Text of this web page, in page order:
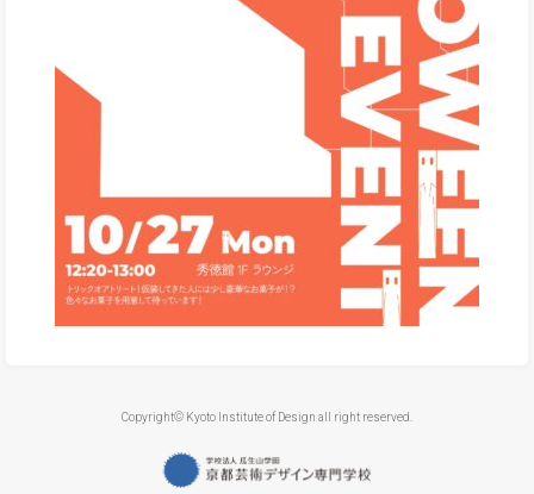
Copyright© Kyoto Institute of Design all right reserved.